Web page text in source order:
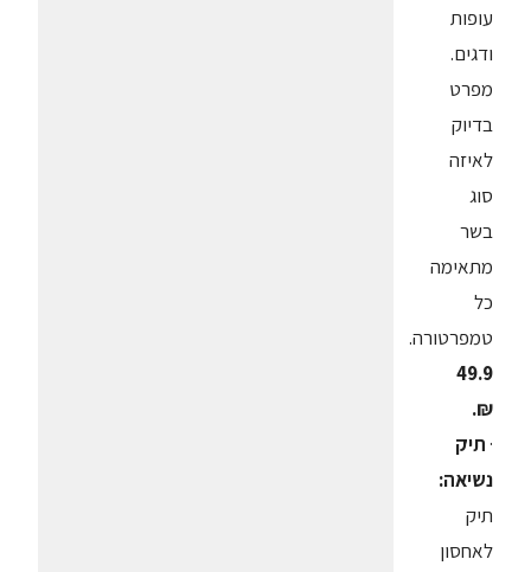
עופות
ודגים.
מפרט
בדיוק
לאיזה
סוג
בשר
מתאימה
כל
טמפרטורה.
49.9
₪.
·תיק
נשיאה:
תיק
לאחסון